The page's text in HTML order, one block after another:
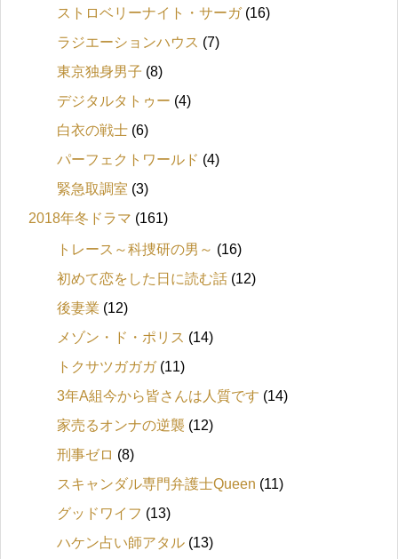
ストロベリーナイト・サーガ(16)
ラジエーションハウス (7)
東京独身男子 (8)
デジタルタトゥー (4)
白衣の戦士 (6)
パーフェクトワールド (4)
緊急取調室 (3)
2018年冬ドラマ (161)
トレース～科捜研の男～ (16)
初めて恋をした日に読む話 (12)
後妻業 (12)
メゾン・ド・ポリス (14)
トクサツガガガ(11)
3年A組今から皆さんは人質です (14)
家売るオンナの逆襲 (12)
刑事ゼロ (8)
スキャンダル専門弁護士Queen (11)
グッドワイフ (13)
ハケン占い師アタル (13)